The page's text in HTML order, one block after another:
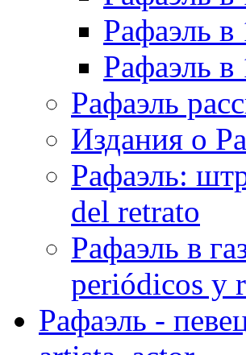
Рафаэль
Рафаэль
Рафаэль
Издания о
Рафаэль:
del retrato
Рафаэль в
periódicos y
Рафаэль -